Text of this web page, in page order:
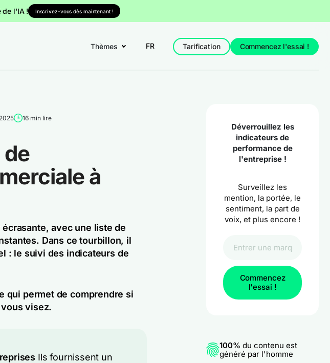
de l'IA ! Inscrivez-vous dès maintenant !
Thèmes FR Tarification Commencez l'essai !
16 min lire
de
à
avec une liste de
Dans ce tourbillon, il
: le suivi des indicateurs de
qui permet de comprendre si
visez.
Ils fournissent un
Déverrouillez les
indicateurs de
performance de
l'entreprise !
Surveillez les
mention, la portée, le
sentiment, la part de
voix, et plus encore !
Commencez
l'essai !
100% du contenu est
généré par l'homme